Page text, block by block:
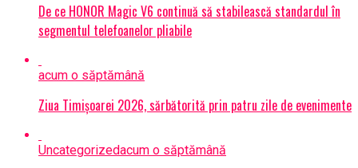
De ce HONOR Magic V6 continuă să stabilească standardul în
segmentul telefoanelor pliabile
acum o săptămână
Ziua Timișoarei 2026, sărbătorită prin patru zile de evenimente
Uncategorizedacum o săptămână